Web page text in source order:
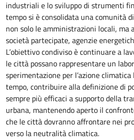
industriali e lo sviluppo di strumenti
tempo si è consolidata una comunità
non solo le amministrazioni locali, ma
società partecipate, agenzie
L’obiettivo condiviso è continuare a
le città possano rappresentare un
sperimentazione per l’azione
tempo, contribuire alla definizione di
sempre più efficaci a supporto della
urbana, mantenendo aperto il
che le città dovranno affrontare nei
verso la neutralità climatica.